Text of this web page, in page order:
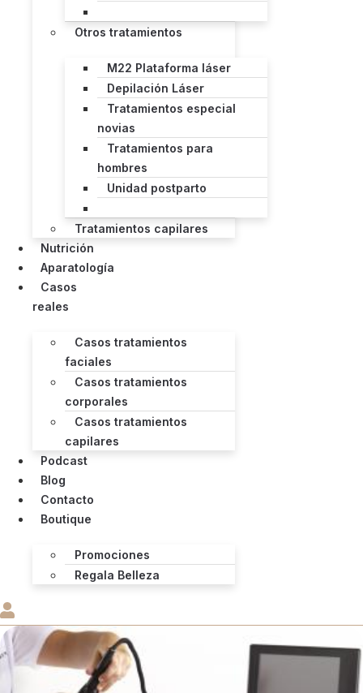
Otros tratamientos
M22 Plataforma láser
Depilación Láser
Tratamientos especial
novias
Tratamientos para
hombres
Unidad postparto
Tratamientos capilares
Nutrición
Aparatología
Casos
reales
Casos tratamientos
faciales
Casos tratamientos
corporales
Casos tratamientos
capilares
Podcast
Blog
Contacto
Boutique
Promociones
Regala Belleza